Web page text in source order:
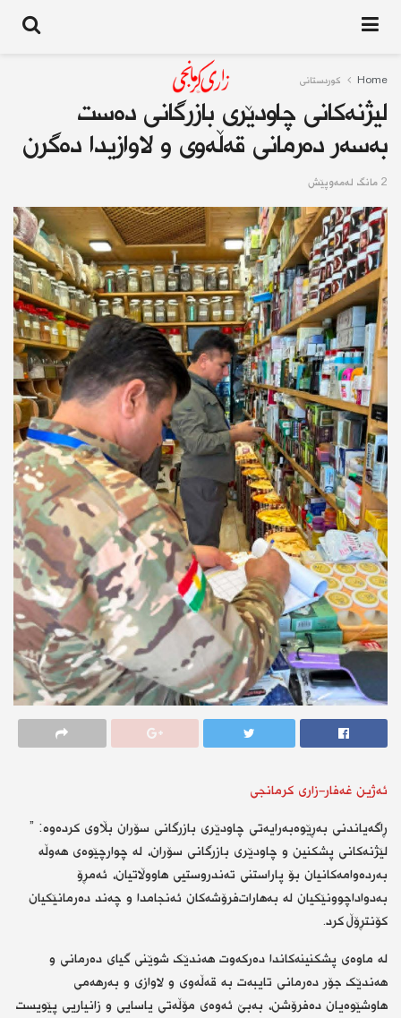
Home کوردستانى
لیژنەکانی چاودێری بازرگانی دەست
بەسەر دەرمانی قەڵەوی و لاوازیدا دەگرن
2 مانگ له‌مه‌وپێش
ئەژین غەفار-زاری کرمانجی
ڕاگەیاندنی بەڕێوەبەرایەتی چاودێری بازرگانی سۆران بڵاوی كردەوە: ”
لێژنەکانی پشکنین و چاودێری بازرگانی سۆران، لە چوارچێوەی هەوڵە
بەردەوامەکانیان بۆ پاراستنی تەندروستیی هاووڵاتیان، ئەمڕۆ
بەدواداچوونێکیان لە بەهارات‌فرۆشەکان ئەنجامدا و چەند دەرمانێکیان
کۆنتڕۆڵ کرد.
لە ماوەی پشکنینەکاندا دەرکەوت هەندێک شوێنی گیای دەرمانی و
هەندێک جۆر دەرمانی تایبەت بە قەڵەوی و لاوازی و بەرهەمی
هاوشێوەیان دەفرۆشن، بەبێ ئەوەی مۆڵەتی یاسایی و زانیاریی پێویست